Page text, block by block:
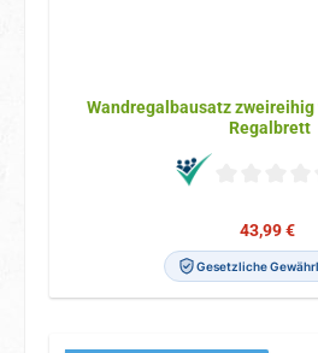
Wandregalbausatz
Regalbrett
43,99 €
Gesetzliche